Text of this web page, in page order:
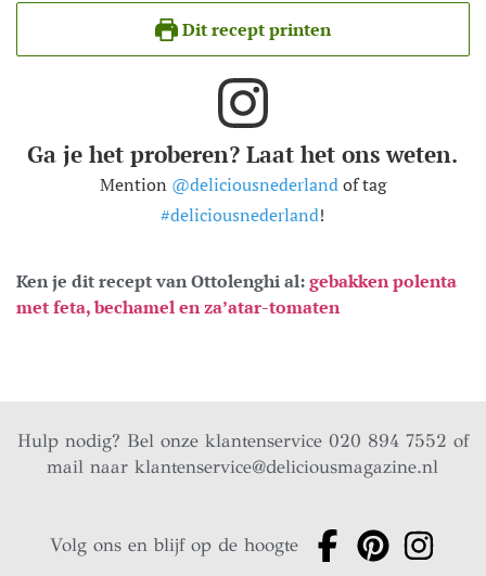
Dit recept printen
Ga je het proberen? Laat het ons weten.
Mention @deliciousnederlandof tag
#deliciousnederland!
Ken je dit recept van Ottolenghi al:gebakken polenta
met feta, bechamel en za’atar-tomaten
Hulp nodig? Bel onze klantenservice 020 894 7552 of
mail naarklantenservice@deliciousmagazine.nl
Volg ons en blijf op de hoogte